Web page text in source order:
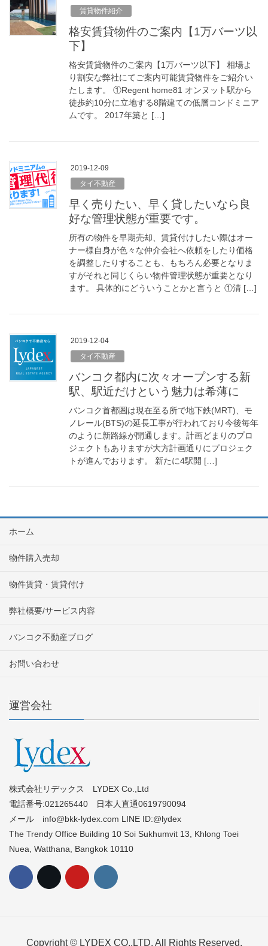
賃貸物件紹介
格安賃貸物件のご案内【1万バーツ以
下】
格安賃貸物件のご案内【1万バーツ以下】 相場よ
り割安な弊社にてご案内可能賃貸物件をご紹介い
たします。 ①Regent home81 オンヌット駅から
徒歩約10分に立地する8階建ての低層コンドミニア
ムです。 2017年築と […]
2019-12-09
タイ不動産
早く売りたい、早く貸したいなら良
好な管理状態が重要です。
所有の物件を早期売却、賃貸付けしたい際はオー
ナー様自身が色々な仲介会社へ依頼をしたり価格
を調整したりすることも、もちろん必要となりま
すがそれと同じくらい物件管理状態が重要となり
ます。 具体的にどういうことかと言うと ①清 […]
2019-12-04
タイ不動産
バンコク都内に次々オープンする新
駅、駅近だけという魅力は希薄に
バンコク首都圏は現在至る所で地下鉄(MRT)、モ
ノレール(BTS)の延長工事が行われており今後毎年
のように新路線が開通します。計画どまりのプロ
ジェクトもありますが大方計画通りにプロジェク
トが進んでおります。 新たに4駅開 […]
ホーム
物件購入売却
物件賃貸・賃貸付け
弊社概要/サービス内容
バンコク不動産ブログ
お問い合わせ
運営会社
株式会社リデックス LYDEX Co.,Ltd
電話番号:021265440 日本人直通0619790094
メール info@bkk-lydex.com LINE ID:@lydex
The Trendy Office Building 10 Soi Sukhumvit 13, Khlong Toei
Nuea, Watthana, Bangkok 10110
Copyright © LYDEX CO.,LTD. All Rights Reserved.